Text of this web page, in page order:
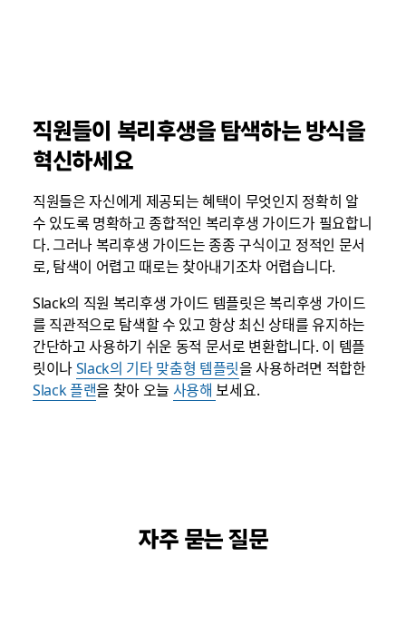
직원들이 복리후생을 탐색하는 방식을
혁신하세요
직원들은 자신에게 제공되는 혜택이 무엇인지 정확히 알
수 있도록 명확하고 종합적인 복리후생 가이드가 필요합니
다. 그러나 복리후생 가이드는 종종 구식이고 정적인 문서
로, 탐색이 어렵고 때로는 찾아내기조차 어렵습니다.
Slack의 직원 복리후생 가이드 템플릿은 복리후생 가이드
를 직관적으로 탐색할 수 있고 항상 최신 상태를 유지하는
간단하고 사용하기 쉬운 동적 문서로 변환합니다. 이 템플
릿이나Slack의 기타 맞춤형 템플릿을 사용하려면 적합한
Slack 플랜을 찾아 오늘 사용해 보세요.
자주 묻는 질문